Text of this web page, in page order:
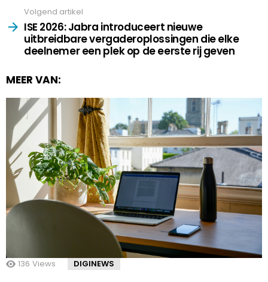
Volgend artikel
ISE 2026: Jabra introduceert nieuwe
uitbreidbare vergaderoplossingen die elke
deelnemer een plek op de eerste rij geven
MEER VAN:
136 Views DIGINEWS